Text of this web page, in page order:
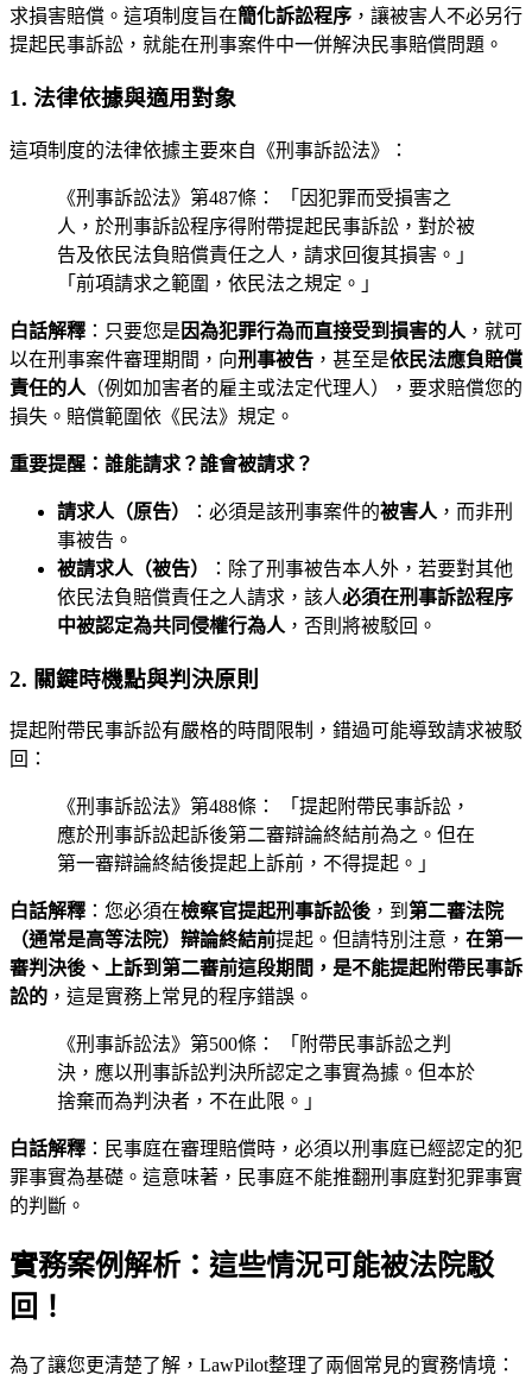
求損害賠償。這項制度旨在簡化訴訟程序 ，讓被害人不必另行
提起民事訴訟，就能在刑事案件中一併解決民事賠償問題。
1. 法律依據與適用對象
這項制度的法律依據主要來自《刑事訴訟法》：
《刑事訴訟法》第487條： 「因犯罪而受損害之
人，於刑事訴訟程序得附帶提起民事訴訟，對於被
告及依民法負賠償責任之人，請求回復其損害。」
「前項請求之範圍，依民法之規定。」
白話解釋 ：只要您是 因為犯罪行為而直接受到損害的人 ，就可
以在刑事案件審理期間，向刑事被告 ，甚至是依民法應負賠償
責任的人 （例如加害者的雇主或法定代理人），要求賠償您的
損失。賠償範圍依《民法》規定。
重要提醒：誰能請求？誰會被請求？
請求人（原告） ：必須是該刑事案件的被害人 ，而非刑
事被告。
被請求人（被告）
：除了刑事被告本人外，若要對其他
依民法負賠償責任之人請求，該人必須在刑事訴訟程序
中被認定為共同侵權行為人 ，否則將被駁回。
2. 關鍵時機點與判決原則
提起附帶民事訴訟有嚴格的時間限制，錯過可能導致請求被駁
回：
《刑事訴訟法》第488條： 「提起附帶民事訴訟，
應於刑事訴訟起訴後第二審辯論終結前為之。但在
第一審辯論終結後提起上訴前，不得提起。」
白話解釋 ：您必須在檢察官提起刑事訴訟後 ，到 第二審法院
（通常是高等法院）辯論終結前提起。但請特別注意， 在第一
審判決後、上訴到第二審前這段期間，是不能提起附帶民事訴
訟的 ，這是實務上常見的程序錯誤。
《刑事訴訟法》第500條： 「附帶民事訴訟之判
決，應以刑事訴訟判決所認定之事實為據。但本於
捨棄而為判決者，不在此限。」
白話解釋 ：民事庭在審理賠償時，必須以刑事庭已經認定的犯
罪事實為基礎。這意味著，民事庭不能推翻刑事庭對犯罪事實
的判斷。
實務案例解析：這些情況可能被法院駁
回！
為了讓您更清楚了解，LawPilot整理了兩個常見的實務情境：